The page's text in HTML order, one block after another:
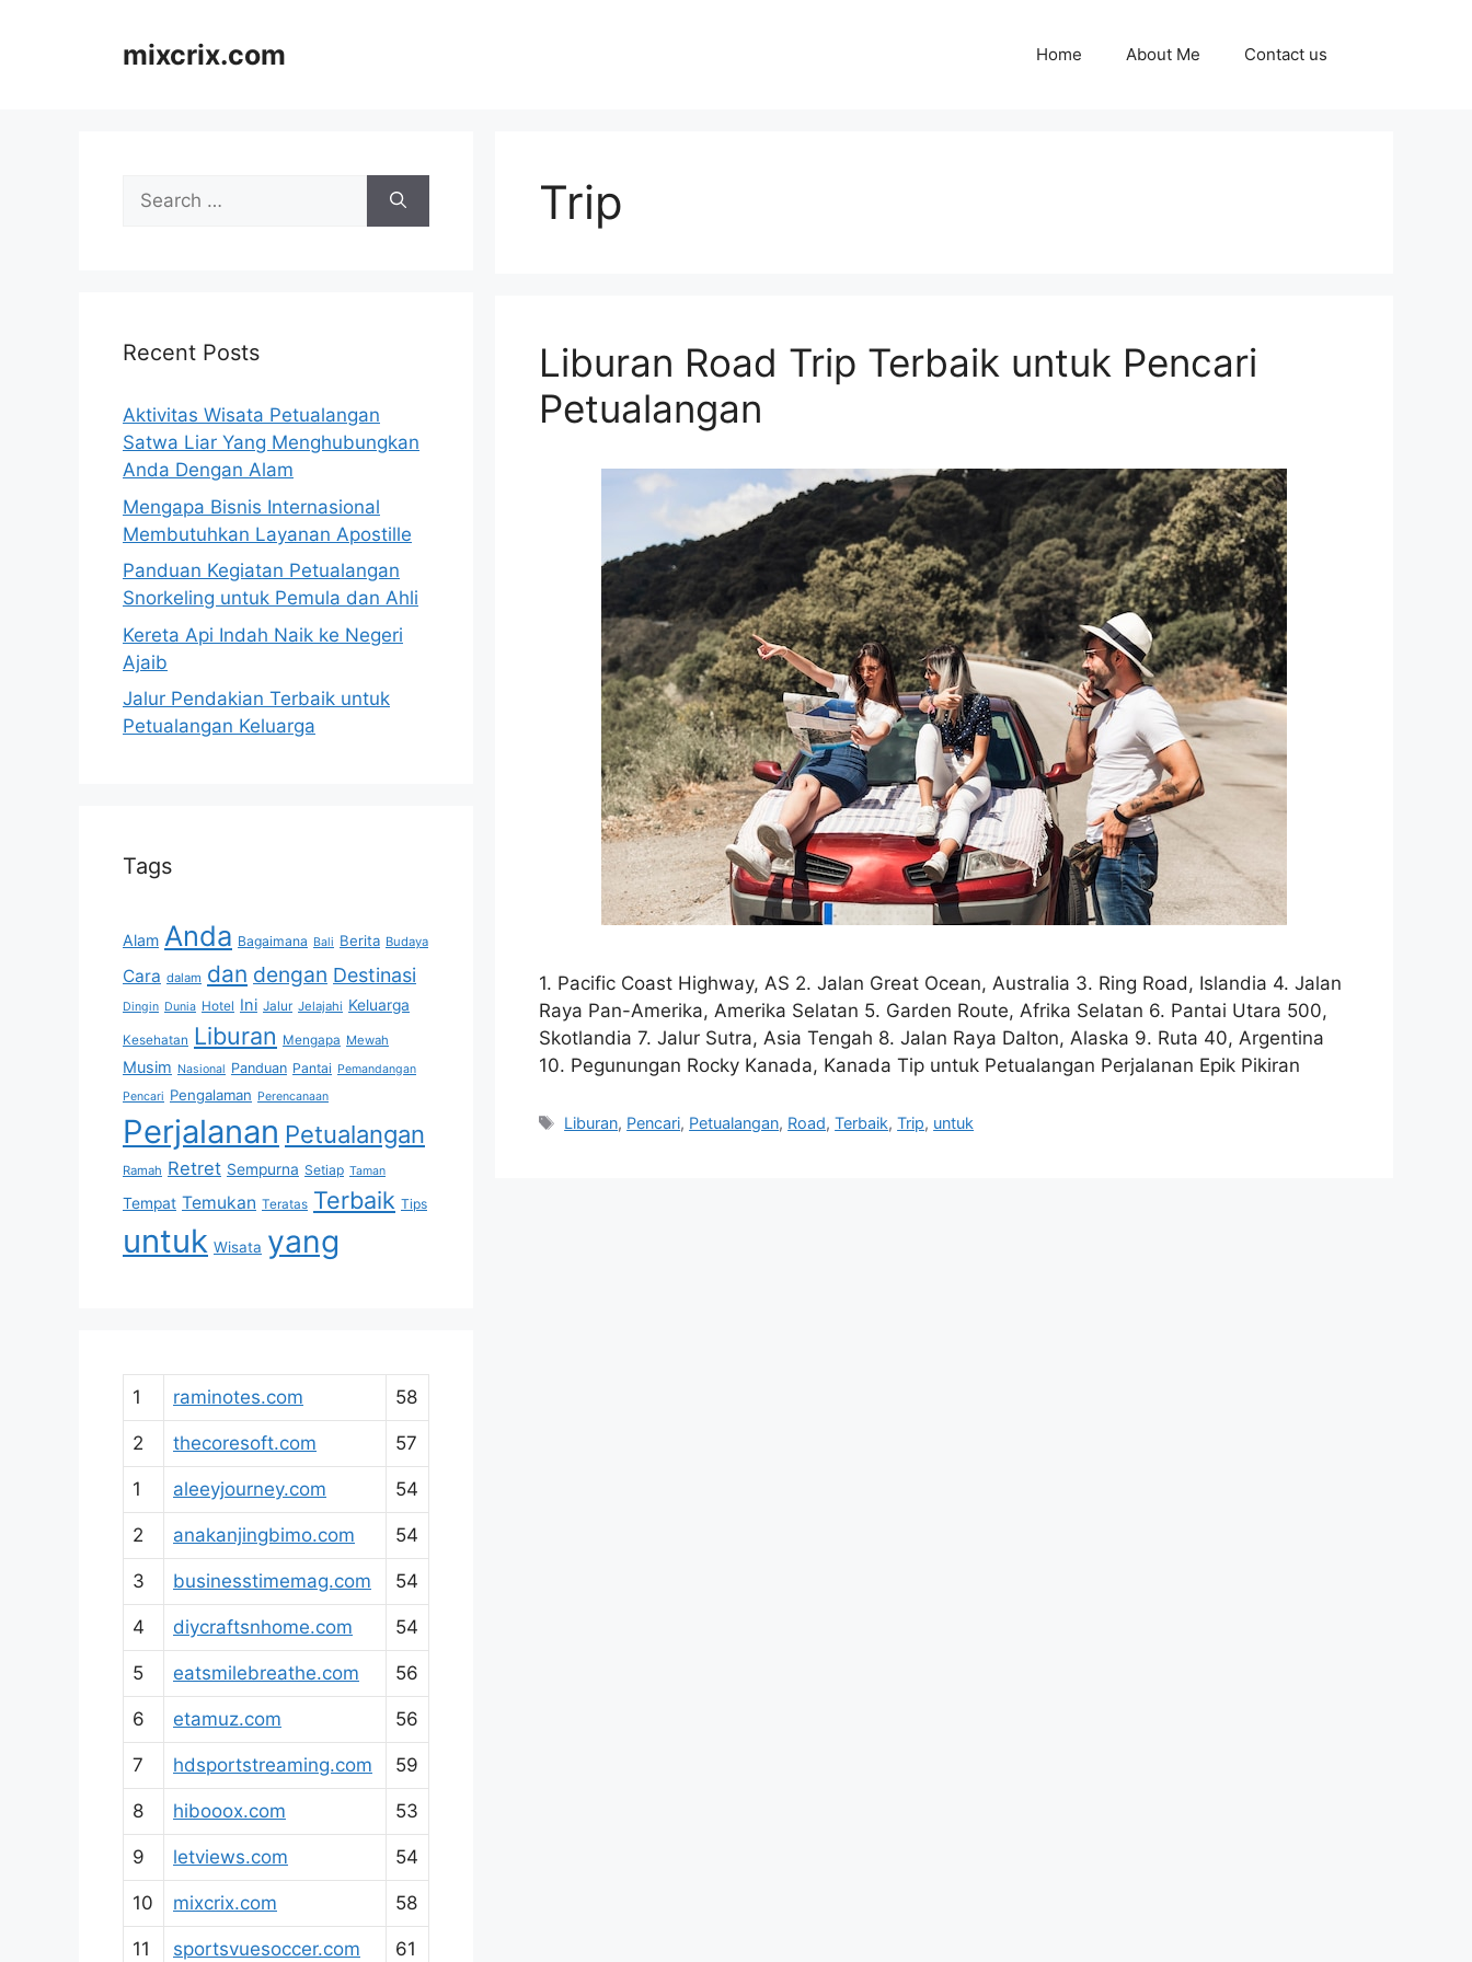
mixcrix.com Home About Me Contact us
Trip
Liburan Road Trip Terbaik untuk Pencari
Petualangan
1. Pacific Coast Highway, AS 2. Jalan Great Ocean, Australia 3. Ring Road, Islandia 4. Jalan
Raya Pan-Amerika, Amerika Selatan 5. Garden Route, Afrika Selatan 6. Pantai Utara 500,
Skotlandia 7. Jalur Sutra, Asia Tengah 8. Jalan Raya Dalton, Alaska 9. Ruta 40, Argentina
10. Pegunungan Rocky Kanada, Kanada Tip untuk Petualangan Perjalanan Epik Pikiran
Tags
Liburan, Pencari, Petualangan, Road,Terbaik,Trip, untuk
Search
for:
Recent Posts
Aktivitas Wisata Petualangan
Satwa Liar Yang Menghubungkan
Anda Dengan Alam
Mengapa Bisnis Internasional
Membutuhkan Layanan Apostille
Panduan Kegiatan Petualangan
Snorkeling untuk Pemula dan Ahli
Kereta Api Indah Naik ke Negeri
Ajaib
Jalur Pendakian Terbaik untuk
Petualangan Keluarga
Tags
Alam Anda Bagaimana Bali Berita Budaya
Cara dalam dan dengan Destinasi
Dingin Dunia Hotel Ini Jalur Jelajahi Keluarga
Kesehatan Liburan Mengapa Mewah
Musim Nasional Panduan Pantai Pemandangan
Pencari Pengalaman Perencanaan
Perjalanan Petualangan
Ramah Retret Sempurna Setiap Taman
Tempat Temukan Teratas Terbaik Tips
untuk Wisata yang
1 raminotes.com 58
2 thecoresoft.com 57
1 aleeyjourney.com 54
2 anakanjingbimo.com 54
3 businesstimemag.com 54
4 diycraftsnhome.com 54
5 eatsmilebreathe.com 56
6 etamuz.com 56
7 hdsportstreaming.com 59
8 hibooox.com 53
9 letviews.com 54
10 mixcrix.com 58
11 sportsvuesoccer.com 61